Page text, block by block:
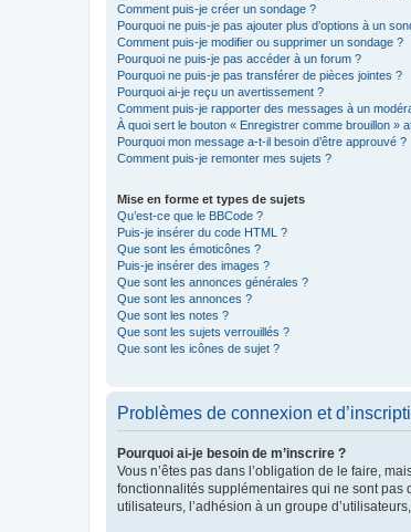
Comment puis-je créer un sondage ?
Pourquoi ne puis-je pas ajouter plus d’options à un
Comment puis-je modifier ou supprimer un sondage ?
Pourquoi ne puis-je pas accéder à un forum ?
Pourquoi ne puis-je pas transférer de pièces jointes ?
Pourquoi ai-je reçu un avertissement ?
Comment puis-je rapporter des messages à un
À quoi sert le bouton « Enregistrer comme brouillon »
Pourquoi mon message a-t-il besoin d’être approuvé ?
Comment puis-je remonter mes sujets ?
Mise en forme et types de sujets
Qu’est-ce que le BBCode ?
Puis-je insérer du code HTML ?
Que sont les émoticônes ?
Puis-je insérer des images ?
Que sont les annonces générales ?
Que sont les annonces ?
Que sont les notes ?
Que sont les sujets verrouillés ?
Que sont les icônes de sujet ?
Problèmes de connexion et
Pourquoi ai-je besoin de m’inscrire ?
Vous n’êtes pas dans l’obligation de le faire,
fonctionnalités supplémentaires qui ne sont pas
utilisateurs, l’adhésion à un groupe